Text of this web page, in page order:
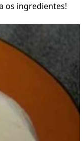
os ingredientes!